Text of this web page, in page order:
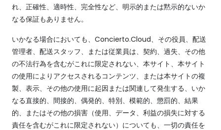
れ、正確性、適時性、完全性など、明示的または黙示的ないか
なる保証もありません。
いかなる場合においても、Concierto.Cloud、その役員、配送
管理者、配送スタッフ、または従業員は、契約、過失、その他
の不法行為を含むがこれに限定されない、本サイト、本サイト
の使用によりアクセスされるコンテンツ、または本サイトの複
製、表示、その他の使用に起因または関連して発生する、いか
なる直接的、間接的、偶発的、特別、模範的、懲罰的、結果
的、またはその他の損害（使用、データ、利益の損失に対する
責任を含むがこれに限定されない）についても、一切の責任を